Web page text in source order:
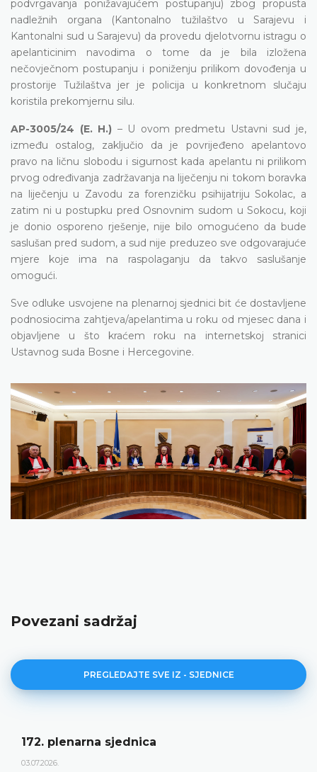
podvrgavanja ponižavajućem postupanju) zbog propusta
nadležnih organa (Kantonalno tužilaštvo u Sarajevu i
Kantonalni sud u Sarajevu) da provedu djelotvornu istragu o
apelanticinim navodima o tome da je bila izložena
nečovječnom postupanju i poniženju prilikom dovođenja u
prostorije Tužilaštva jer je policija u konkretnom slučaju
koristila prekomjernu silu.
AP-3005/24 (E. H.) – U ovom predmetu Ustavni sud je,
između ostalog, zaključio da je povrijeđeno apelantovo
pravo na ličnu slobodu i sigurnost kada apelantu ni prilikom
prvog određivanja zadržavanja na liječenju ni tokom boravka
na liječenju u Zavodu za forenzičku psihijatriju Sokolac, a
zatim ni u postupku pred Osnovnim sudom u Sokocu, koji
je donio osporeno rješenje, nije bilo omogućeno da bude
saslušan pred sudom, a sud nije preduzeo sve odgovarajuće
mjere koje ima na raspolaganju da takvo saslušanje
omogući.
Sve odluke usvojene na plenarnoj sjednici bit će dostavljene
podnosiocima zahtjeva/apelantima u roku od mjesec dana i
objavljene u što kraćem roku na internetskoj stranici
Ustavnog suda Bosne i Hercegovine.
Povezani sadržaj
PREGLEDAJTE SVE IZ - SJEDNICE
Dnevni red 172. plenarne sjednice
23.06.2026.